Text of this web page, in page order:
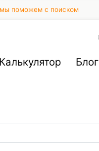
мы поможем с поиском
Калькулятор Блог